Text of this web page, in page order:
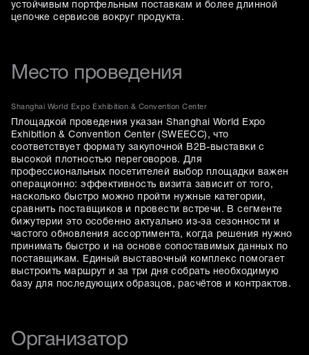
устойчивым портфельным поставкам и более длинной
цепочке сервисов вокруг продукта.
Место проведения
Shanghai World Expo Exhibition & Convention Center
Площадкой проведения указан Shanghai World Expo
Exhibition & Convention Center (SWEECC), что
соответствует формату закупочной B2B-выставки с
высокой плотностью переговоров. Для
профессиональных посетителей выбор площадки важен
операционно: эффективность визита зависит от того,
насколько быстро можно пройти нужные категории,
сравнить поставщиков и провести встречи. В сегменте
бижутерии это особенно актуально из-за сезонности и
частого обновления ассортимента, когда решения нужно
принимать быстро и на основе сопоставимых данных по
поставщикам. Единый выставочный комплекс помогает
выстроить маршрут и за три дня собрать необходимую
базу для последующих образцов, расчётов и контрактов.
Организатор